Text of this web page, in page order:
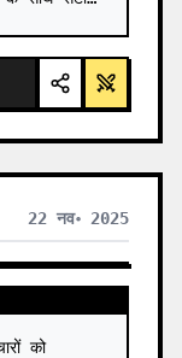
22 नव॰ 2025
को